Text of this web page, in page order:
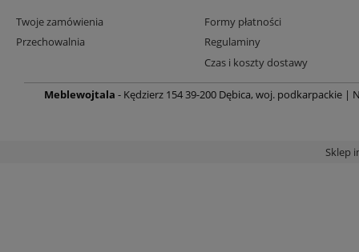
Twoje zamówienia
Przechowalnia
Formy płatności
Regulaminy
Czas i koszty dostawy
Meblewojtala - Kędzierz 154 39-200 Dębica, woj. podkarpackie |
Sklep